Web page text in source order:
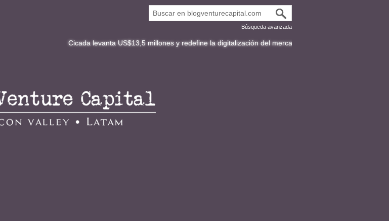
Búsqueda avanzada
Cicada levanta US$13,5 millones y redefine la digitalización del mercado de bonos en Latinoamérica